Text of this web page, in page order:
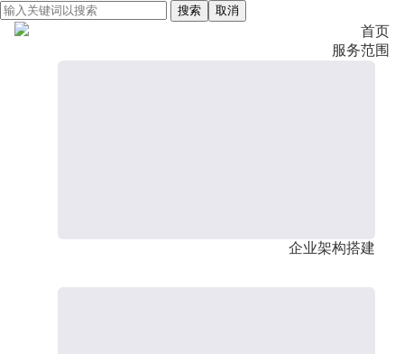
搜索 取消
首页
服务范围
企业架构搭建